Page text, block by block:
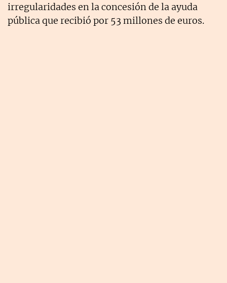
irregularidades en la concesión de la ayuda
pública que recibió por 53 millones de euros.